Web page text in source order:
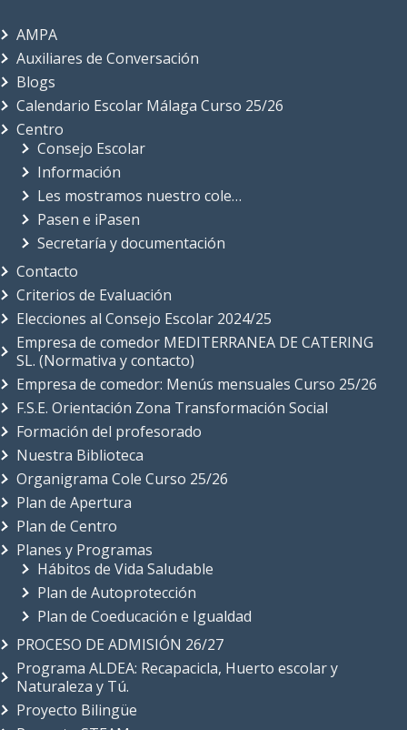
Blogs
Calendario Escolar Málaga Curso 25/26
Centro
Consejo Escolar
Información
Les mostramos nuestro cole…
Pasen e iPasen
Secretaría y documentación
Contacto
Criterios de Evaluación
Elecciones al Consejo Escolar 2024/25
Empresa de comedor MEDITERRANEA DE CATERING
SL. (Normativa y contacto)
Empresa de comedor: Menús mensuales Curso 25/26
F.S.E. Orientación Zona Transformación Social
Formación del profesorado
Nuestra Biblioteca
Organigrama Cole Curso 25/26
Plan de Apertura
Plan de Centro
Planes y Programas
Hábitos de Vida Saludable
Plan de Autoprotección
Plan de Coeducación e Igualdad
PROCESO DE ADMISIÓN 26/27
Programa ALDEA: Recapacicla, Huerto escolar y
Naturaleza y Tú.
Proyecto Bilingüe
Proyecto STEAM
Radio ALMUDENA